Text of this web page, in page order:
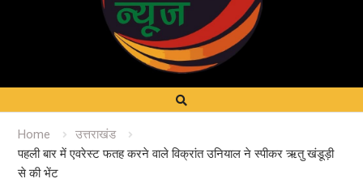
Home
उत्तराखंड
पहली बार में एवरेस्ट फतह करने वाले विक्रांत उनियाल ने स्पीकर ऋतु खंडूड़ी
से की भेंट